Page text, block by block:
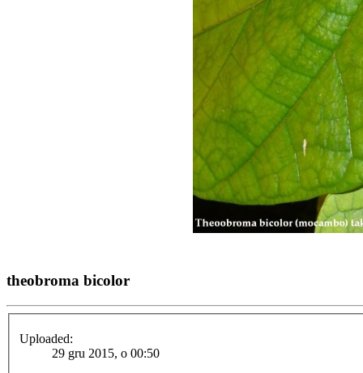
theobroma bicolor
Uploaded:
29 gru 2015, o 00:50